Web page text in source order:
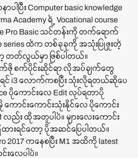
ပါပြီး Computer basic knowledge
Academy ရဲ့ Vocational course
Pro Basic သင်တန်းကို တက်ရောက်
series ထဲက တစ်ခုခုကို အသုံးပြုဖူးတဲ့
တတ်လွယ်မှာ ဖြစ်ပါတယ်။
စက်ပိုင်းဆိုင်ရာ လိုအပ်ချက်တွေ
င် i3 လောက်ကစပြီး သုံးလိုရတယ်ဆိုပေ
ပိုကောင်းလေ Edit လုပ်ရတာပို
ကောင်းကောင်းသုံးနိုင်လေ ပိုကောင်း
လည်း ထိုအတူပါပဲ။ များလေးကောင်း
ားရင်တော့ ပိုအဆင်ပြေပါတယ်။
2017 ကနေစပြီး M1 အထိကို latest
းလေပါပဲ။